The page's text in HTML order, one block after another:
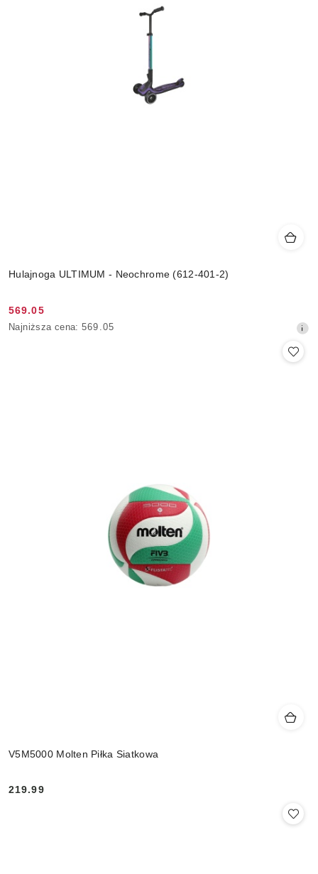
Hulajnoga ULTIMUM - Neochrome (612-401-2)
Cena
promocyjna:
569.05
Najniższa
Najniższa cena: 569.05
V5M5000 Molten Piłka Siatkowa
Cena:
219.99